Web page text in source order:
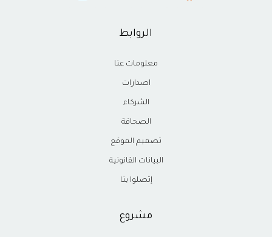
الروابط
معلومات عنا
اصدارات
الشركاء
الصحافة
تصميم الموقع
البيانات القانونية
إتصلوا بنا
مشروع